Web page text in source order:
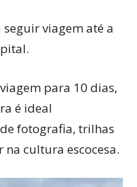
seguir viagem até a
para 10 dias,
é ideal
fotografia, trilhas
cultura escocesa.